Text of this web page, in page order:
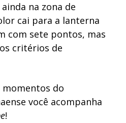
na zona de
cai para a lanterna
com sete pontos, mas
critérios de
momentos do
você acompanha
!